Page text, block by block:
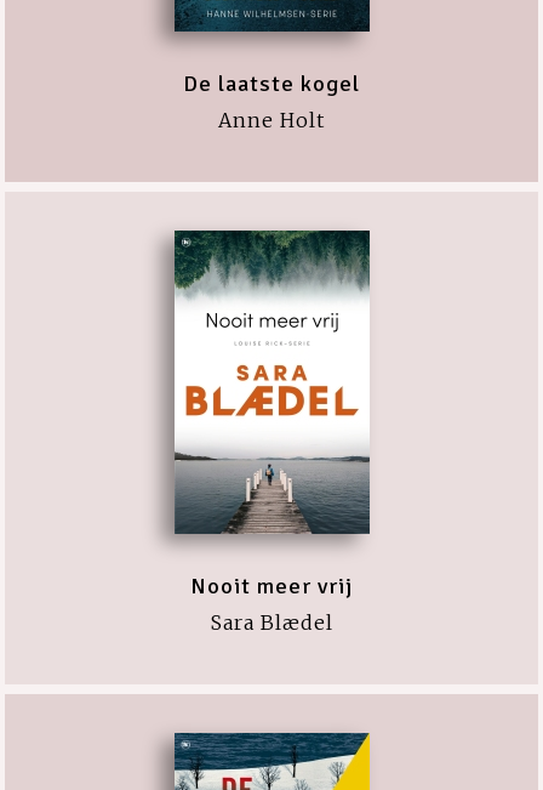
De laatste kogel
Anne Holt
Nooit meer vrij
Sara Blædel